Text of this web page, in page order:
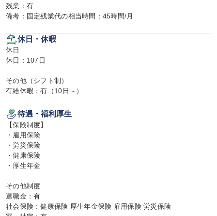
残業：有
備考：固定残業代の相当時間：45時間/月
休日・休暇
休日
休日：107日
その他（シフト制）
有給休暇：有（10日～）
待遇・福利厚生
【保険制度】
・雇用保険
・労災保険
・健康保険
・厚生年金
その他制度
退職金：有
社会保険：健康保険 厚生年金保険 雇用保険 労災保険